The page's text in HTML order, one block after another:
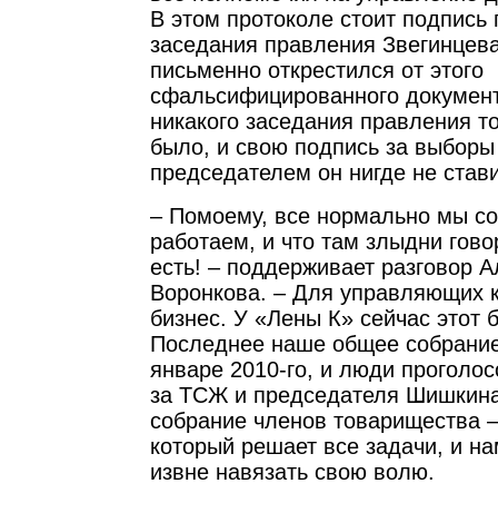
В этом протоколе стоит подпись
заседания правления
письменно открестился от этого
сфальсифицированного
никакого заседания правления
было, и свою подпись за выборы
председателем он нигде не
– Помоему, все нормально мы
работаем, и что там злыдни
есть! – поддерживает разговор
Воронкова. – Для управляющих
бизнес. У «Лены К» сейчас этот
Последнее наше общее
январе 2010-го, и люди
за ТСЖ и председателя
собрание членов товарищества
который решает все задачи, и
извне навязать свою волю.